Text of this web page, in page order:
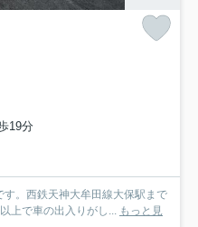
19分
。西鉄天神大牟田線大保駅まで
上で車の出入りがし... もっと見